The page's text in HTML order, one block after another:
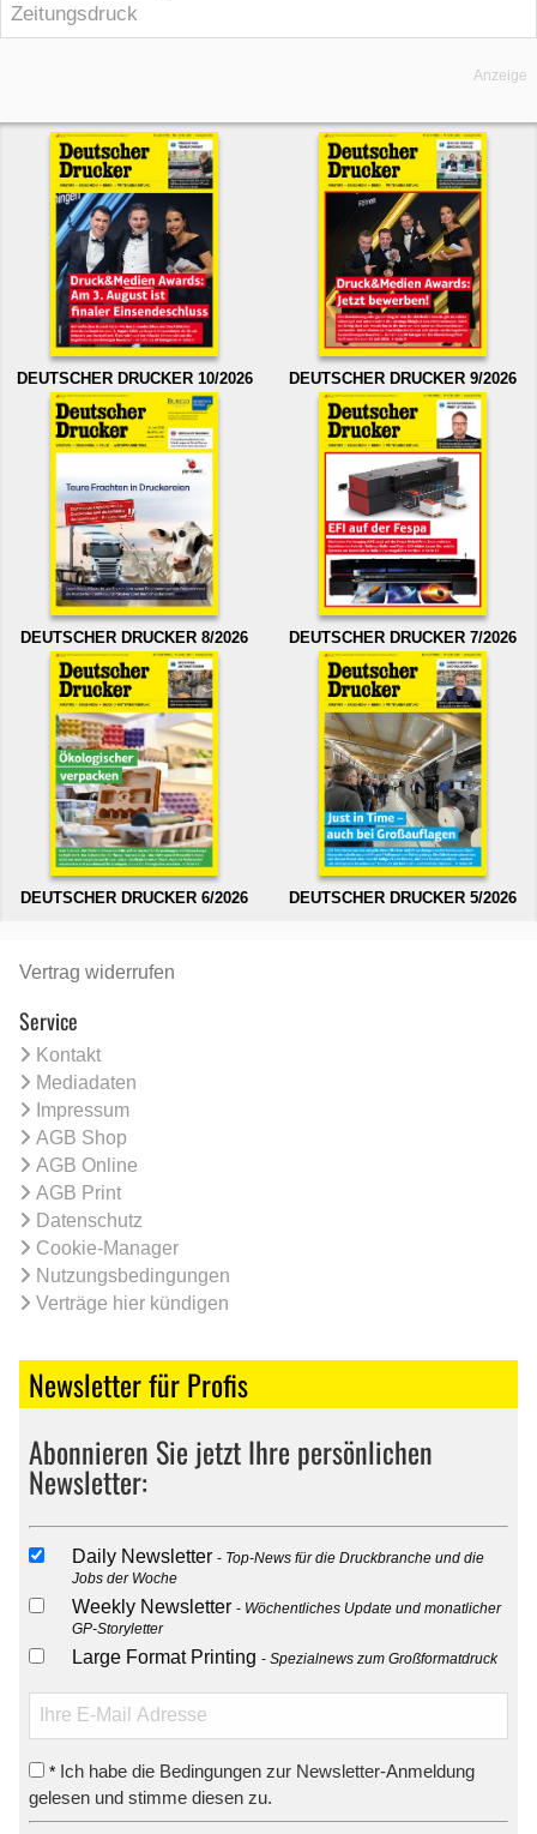
Zeitungsdruck
Anzeige
DEUTSCHER DRUCKER 10/2026 DEUTSCHER DRUCKER 9/2026
DEUTSCHER DRUCKER 8/2026 DEUTSCHER DRUCKER 7/2026
DEUTSCHER DRUCKER 6/2026 DEUTSCHER DRUCKER 5/2026
Vertrag widerrufen
Service
Kontakt
Mediadaten
Impressum
AGB Shop
AGB Online
AGB Print
Datenschutz
Cookie-Manager
Nutzungsbedingungen
Verträge hier kündigen
Newsletter für Profis
Abonnieren Sie jetzt Ihre persönlichen
Newsletter:
Daily Newsletter
Top-News für die Druckbranche und die
Jobs der Woche
Weekly Newsletter
Wöchentliches Update und monatlicher
GP-Storyletter
Large Format Printing Spezialnews zum Großformatdruck
* Ich habe die Bedingungen zur Newsletter-Anmeldung
gelesen und stimme diesen zu.